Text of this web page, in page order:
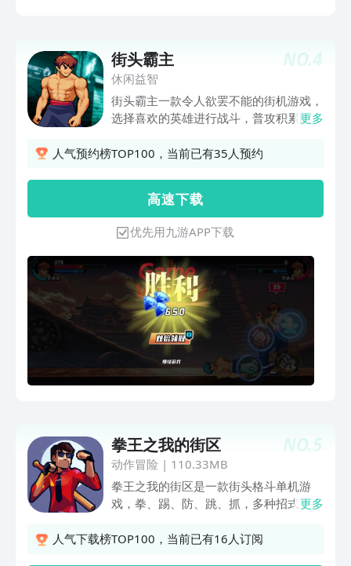
的战队在格斗场上无往不利，打造属于你
的传奇！​-- 丰富玩法，激情无限​--全新独
立玩法震撼登场！趣味探宝，幸运转盘，
赢取丰厚奖励，体验心跳加速的寻宝乐
趣；参与龙虎联赛，与各路高手一决高
下，在竞技中展现你的实力与策略，争夺
拳皇霸主之位。在这里，每一次挑战都是
对自我的超越，每一次胜利都将铸就你的
格斗荣耀！​
NO.4
街头霸主
休闲益智
街头霸主一款令人欲罢不能的街机游戏，
选择喜欢的英雄进行战斗，普攻积累能
解锁更多的英雄。
更多
人气预约榜TOP100，当前已有35人预约
高 速 下 载
优先用九游APP下载
NO.5
拳王之我的街区
动作冒险 | 110.33MB
拳王之我的街区是一款街头格斗单机游
戏，拳、踢、防、跳、抓，多种招式，更
生、警察、特工、绅士、宅男等，多种角
更多
人气下载榜TOP100，当前已有16人订阅